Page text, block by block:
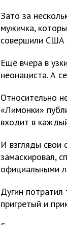
Зато за
мужичка,
совершили США
Ещё вчера в
неонациста. А
Относительно
«Лимонки»
входит в
И взгляды свои
замаскировал,
официальными
Дугин
пригретый и